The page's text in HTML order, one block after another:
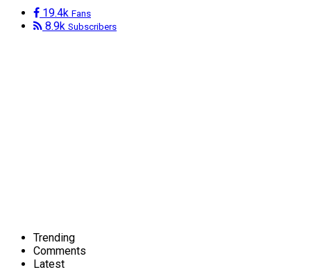
19.4k Fans
8.9k Subscribers
Trending
Comments
Latest